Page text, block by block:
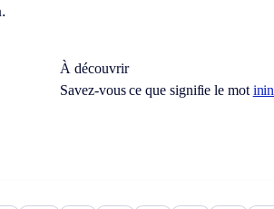
À découvrir
Savez-vous ce que signifie le mot